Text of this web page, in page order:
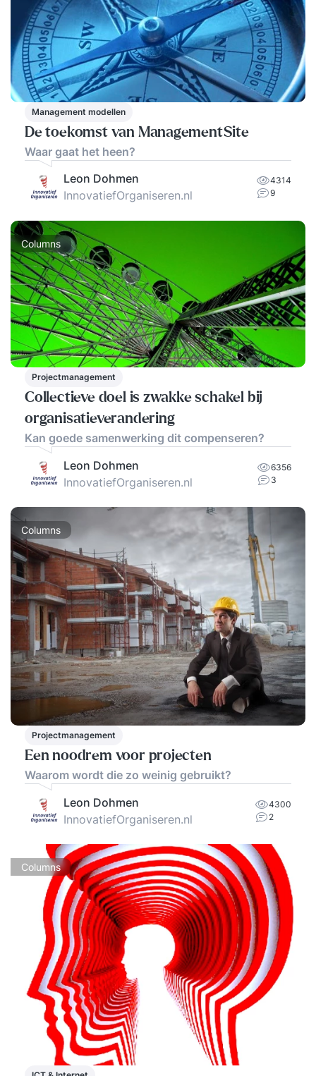
Management modellen
De toekomst van ManagementSite
Waar gaat het heen?
Leon Dohmen
InnovatiefOrganiseren.nl
4314
9
Columns
Projectmanagement
Collectieve doel is zwakke schakel bij
organisatieverandering
Kan goede samenwerking dit compenseren?
Leon Dohmen
InnovatiefOrganiseren.nl
6356
3
Columns
Projectmanagement
Een noodrem voor projecten
Waarom wordt die zo weinig gebruikt?
Leon Dohmen
InnovatiefOrganiseren.nl
4300
2
Columns